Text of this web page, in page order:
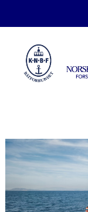
Forsikringer
Meld skade